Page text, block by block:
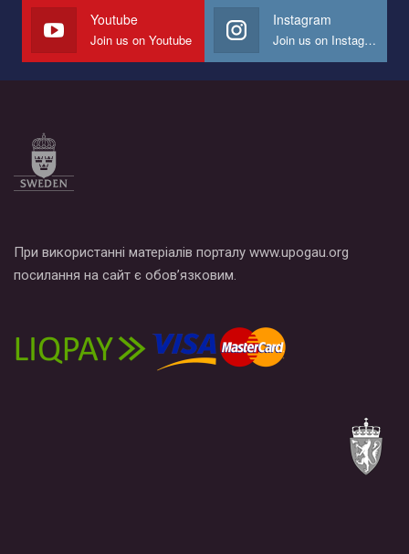
СОГИ в Украине.
Все, что вам нужно сделать - это зайти на наш канал YouTube
по этой ссылке и поставить лайк под видео.
Youtube
Join us on Youtube
Instagram
Join us on Instagram
При використанні матеріалів порталу www.upogau.org
посилання на сайт є обов’язковим.